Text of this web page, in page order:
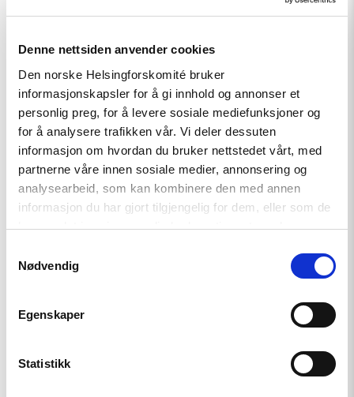
Denne nettsiden anvender cookies
Den norske Helsingforskomité bruker
informasjonskapsler for å gi innhold og annonser et
personlig preg, for å levere sosiale mediefunksjoner og
for å analysere trafikken vår. Vi deler dessuten
informasjon om hvordan du bruker nettstedet vårt, med
partnerne våre innen sosiale medier, annonsering og
analysearbeid, som kan kombinere den med annen
informasjon du har gjort tilgjengelig for dem, eller som de
har samlet inn gjennom din bruk av tjenestene deres.
Nødvendig
Egenskaper
Statistikk
Relatert
Read
"Tydelig
støtte
Haag
til